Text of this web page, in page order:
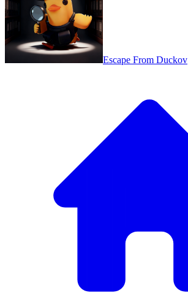
Escape From Duckov